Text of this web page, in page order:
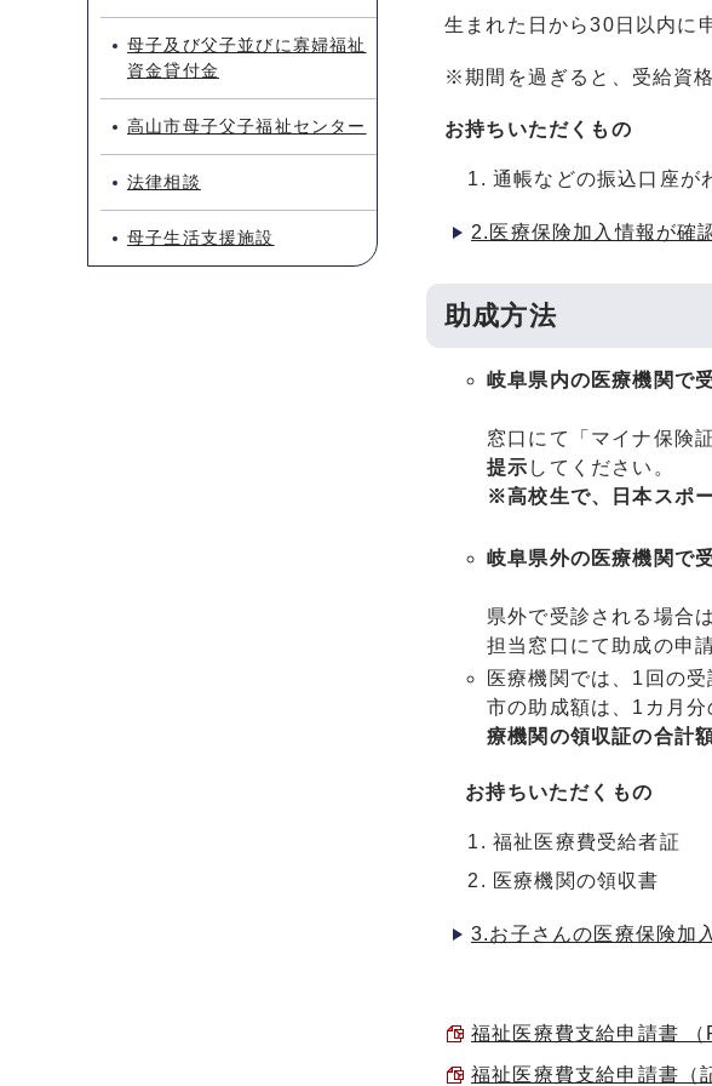
生まれた日から30日以内に
※期間を過ぎると、受給資
お持ちいただくもの
通帳などの振込口座が
2.医療保険加入情報が確
助成方法
岐阜県内の医療機関で
窓口にて「マイナ保険
提示 してください。
※高校生で、日本スポ
岐阜県外の医療機関で
県外で受診される場合
担当窓口にて助成の申
医療機関では、1回の
市の助成額は、1カ月
療機関の領収証の合計
お持ちいただくもの
福祉医療費受給者証
医療機関の領収書
3.お子さんの医療保険加
福祉医療費支給申請書 （
福祉医療費支給申請書（
母子及び父子並びに寡婦福祉
資金貸付金
高山市母子父子福祉センター
法律相談
母子生活支援施設